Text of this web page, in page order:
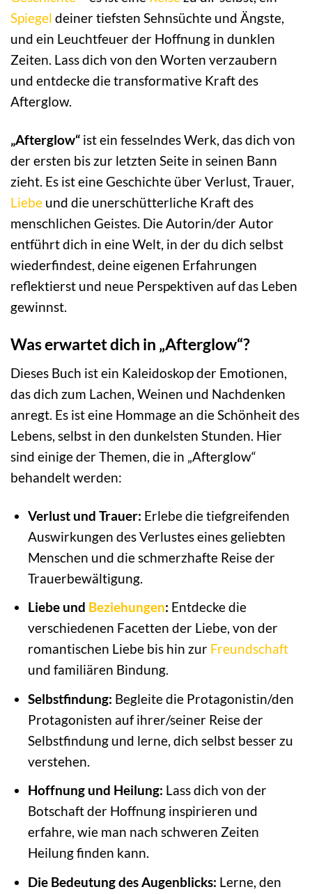
Spiegel deiner tiefsten Sehnsüchte und Ängste,
und ein Leuchtfeuer der Hoffnung in dunklen
Zeiten. Lass dich von den Worten verzaubern
und entdecke die transformative Kraft des
Afterglow.
„Afterglow“ ist ein fesselndes Werk, das dich von
der ersten bis zur letzten Seite in seinen Bann
zieht. Es ist eine Geschichte über Verlust, Trauer,
Liebe und die unerschütterliche Kraft des
menschlichen Geistes. Die Autorin/der Autor
entführt dich in eine Welt, in der du dich selbst
wiederfindest, deine eigenen Erfahrungen
reflektierst und neue Perspektiven auf das Leben
gewinnst.
Was erwartet dich in „Afterglow“?
Dieses Buch ist ein Kaleidoskop der Emotionen,
das dich zum Lachen, Weinen und Nachdenken
anregt. Es ist eine Hommage an die Schönheit des
Lebens, selbst in den dunkelsten Stunden. Hier
sind einige der Themen, die in „Afterglow“
behandelt werden:
Verlust und Trauer: Erlebe die tiefgreifenden
Auswirkungen des Verlustes eines geliebten
Menschen und die schmerzhafte Reise der
Trauerbewältigung.
Liebe und Beziehungen: Entdecke die
verschiedenen Facetten der Liebe, von der
romantischen Liebe bis hin zur Freundschaft
und familiären Bindung.
Selbstfindung: Begleite die Protagonistin/den
Protagonisten auf ihrer/seiner Reise der
Selbstfindung und lerne, dich selbst besser zu
verstehen.
Hoffnung und Heilung: Lass dich von der
Botschaft der Hoffnung inspirieren und
erfahre, wie man nach schweren Zeiten
Heilung finden kann.
Die Bedeutung des Augenblicks: Lerne, den